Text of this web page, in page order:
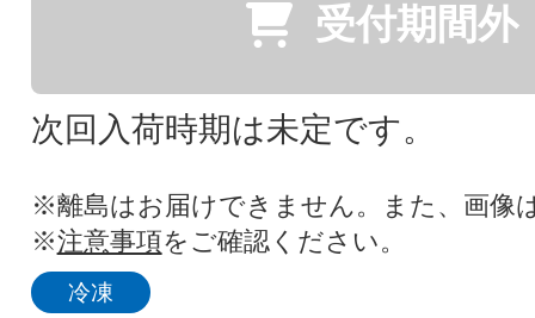
受付期間外
次回入荷時期は未定です。
※離島はお届けできません。また、画像
※注意事項をご確認ください。
冷凍